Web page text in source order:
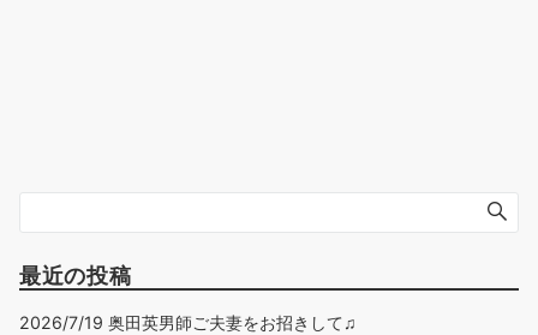
最近の投稿
2026/7/19 奥田英男師ご夫妻をお招きして♫